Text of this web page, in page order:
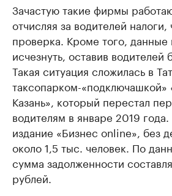
Зачастую такие фирмы
отчисляя за водителей
проверка. Кроме того, данные
исчезнуть, оставив водителей
Такая ситуация сложилась в
таксопарком-«подключашкой»
Казань», который перестал
водителям в январе 2019
издание «Бизнес online», без
около 1,5 тыс. человек. По
сумма задолженности
рублей.